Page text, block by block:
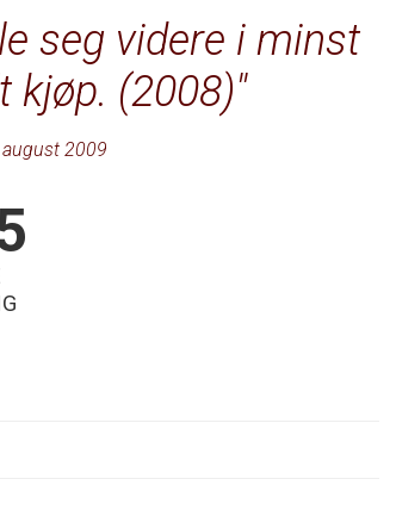
seg videre i minst
kjøp. (2008)
2009